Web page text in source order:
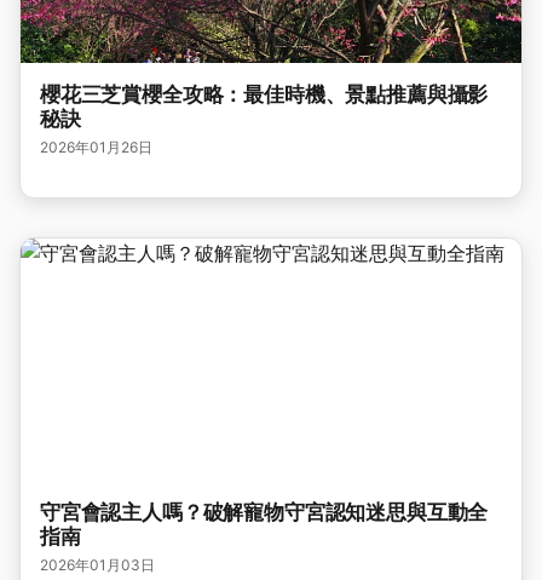
櫻花三芝賞櫻全攻略：最佳時機、景點推薦與攝影
秘訣
2026年01月26日
守宮會認主人嗎？破解寵物守宮認知迷思與互動全
指南
2026年01月03日